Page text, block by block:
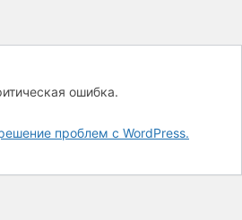
ошибка.
проблем с WordPress.